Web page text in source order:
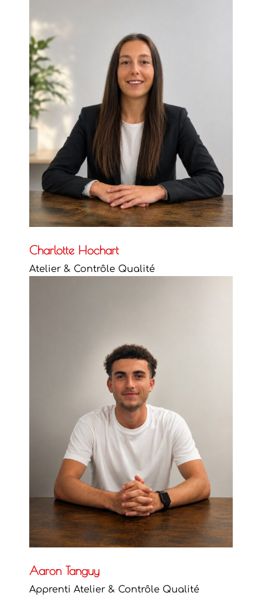
Charlotte Hochart
Atelier & Contrôle Qualité
Aaron Tanguy
Apprenti Atelier & Contrôle Qualité